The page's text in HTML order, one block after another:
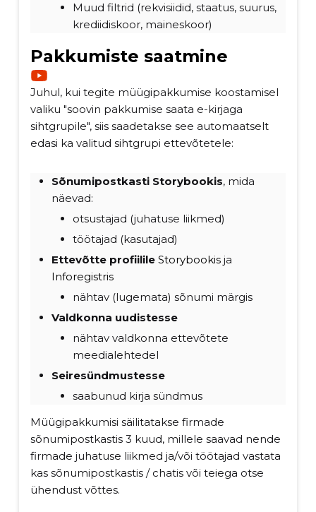
Muud filtrid (rekvisiidid, staatus, suurus,
krediidiskoor, maineskoor)
Pakkumiste saatmine
Juhul, kui tegite müügipakkumise koostamisel
valiku "soovin pakkumise saata e-kirjaga
sihtgrupile", siis saadetakse see automaatselt
edasi ka valitud sihtgrupi ettevõtetele:
Sõnumipostkasti Storybookis, mida
näevad:
otsustajad (juhatuse liikmed)
töötajad (kasutajad)
Ettevõtte profiilile Storybookisja
Inforegistris
nähtav (lugemata) sõnumi märgis
Valdkonna uudistesse
nähtav valdkonna ettevõtete
meedialehtedel
Seiresündmustesse
saabunud kirja sündmus
Müügipakkumisi säilitatakse firmade
sõnumipostkastis 3 kuud, millele saavad nende
firmade juhatuse liikmed ja/või töötajad vastata
kas sõnumipostkastis / chatis või teiega otse
ühendust võttes.